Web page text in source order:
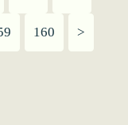
160 170
180
>